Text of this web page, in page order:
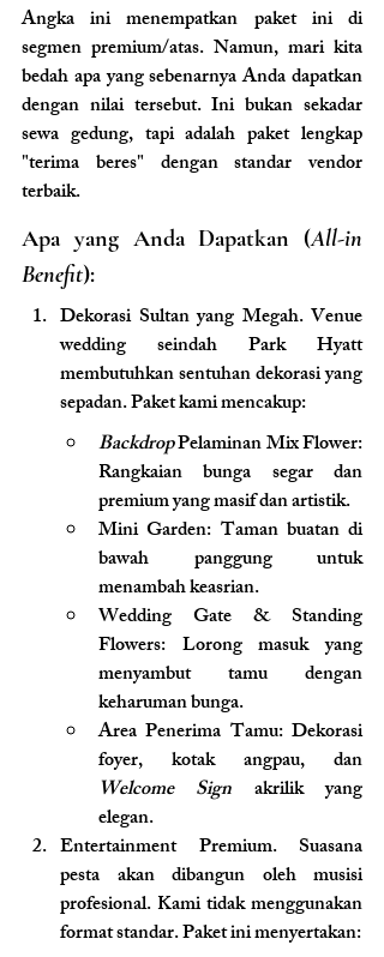
Angka ini menempatkan paket ini di
segmen premium/atas. Namun, mari kita
bedah apa yang sebenarnya Anda dapatkan
dengan nilai tersebut. Ini bukan sekadar
sewa gedung, tapi adalah paket lengkap
"terima beres" dengan standar vendor
terbaik.
Apa yang Anda Dapatkan (All-in
Benefit):
Dekorasi Sultan yang Megah. Venue
wedding seindah Park Hyatt
membutuhkan sentuhan dekorasi yang
sepadan. Paket kami mencakup:
Backdrop Pelaminan Mix Flower:
Rangkaian bunga segar dan
premium yang masif dan artistik.
Mini Garden: Taman buatan di
bawah panggung untuk
menambah keasrian.
Wedding Gate & Standing
Flowers: Lorong masuk yang
menyambut tamu dengan
keharuman bunga.
Area Penerima Tamu: Dekorasi
Welcome Sign akrilik yang
elegan.
Entertainment Premium. Suasana
pesta akan dibangun oleh musisi
profesional. Kami tidak menggunakan
format standar. Paket ini menyertakan: